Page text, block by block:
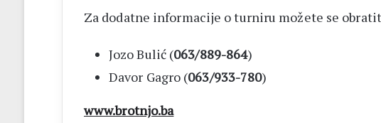
Za dodatne informacije o turniru možete se
Jozo Bulić (063/889-864)
Davor Gagro (063/933-780)
www.brotnjo.ba